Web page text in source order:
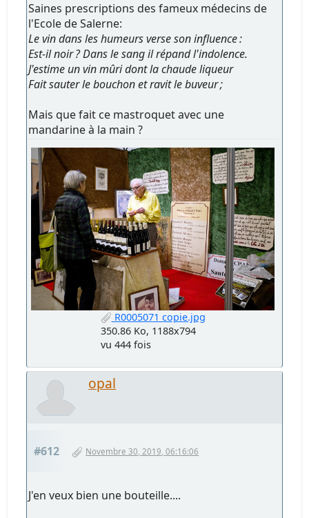
Saines prescriptions des fameux médecins de
l'Ecole de Salerne:
Le vin dans les humeurs verse son influence :
Est-il noir ? Dans le sang il répand l'indolence.
J'estime un vin mûri dont la chaude liqueur
Fait sauter le bouchon et ravit le buveur ;
Mais que fait ce mastroquet avec une
mandarine à la main ?
R0005071 copie.jpg
350.86 Ko, 1188x794
vu 444 fois
opal
#612 Novembre 30, 2019, 06:16:06
J'en veux bien une bouteille....